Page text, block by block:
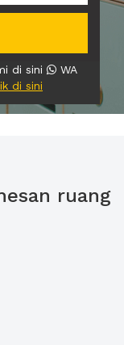
di sini
WA
di sini
ruang